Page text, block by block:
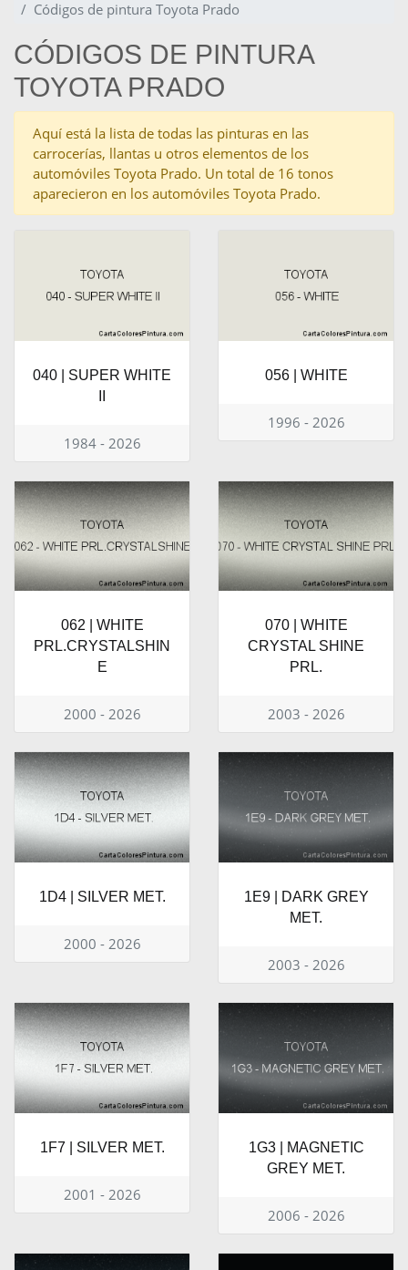
Códigos de pintura Toyota Prado
CÓDIGOS DE PINTURA
TOYOTA PRADO
Aquí está la lista de todas las pinturas en las
carrocerías, llantas u otros elementos de los
automóviles Toyota Prado. Un total de 16 tonos
aparecieron en los automóviles Toyota Prado.
040 | SUPER WHITE
1984 - 2026
056 | WHITE
1996 - 2026
062 | WHITE
PRL.CRYSTALSHIN
E
2000 - 2026
070 | WHITE
CRYSTAL SHINE
PRL.
2003 - 2026
1D4 | SILVER MET.
2000 - 2026
1E9 | DARK GREY
MET.
2003 - 2026
1F7 | SILVER MET.
2001 - 2026
1G3 | MAGNETIC
GREY MET.
2006 - 2026